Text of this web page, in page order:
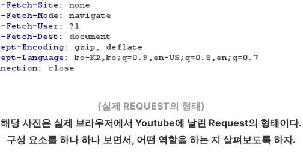
(실제 REQUEST의 형태)
해당 사진은 실제 브라우저에서 Youtube에 날린 Request의 형태이다.
구성 요소를 하나 하나 보면서, 어떤 역할을 하는 지 살펴보도록 하자.